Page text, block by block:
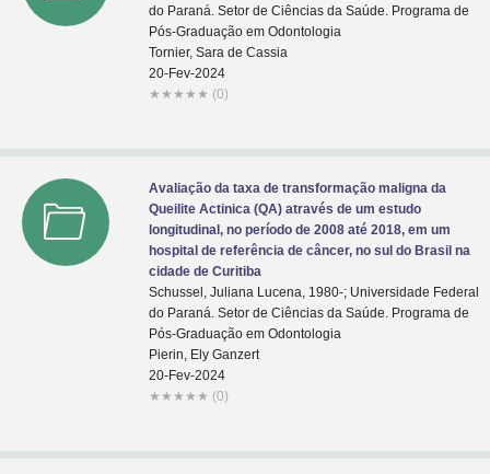
do Paraná. Setor de Ciências da Saúde. Programa de
Pós-Graduação em Odontologia
Tornier, Sara de Cassia
20-Fev-2024
★ ★ ★ ★ ★ (0)
Avaliação da taxa de transformação maligna da
Queilite Actinica (QA) através de um estudo
longitudinal, no período de 2008 até 2018, em um
hospital de referência de câncer, no sul do Brasil na
cidade de Curitiba
Schussel, Juliana Lucena, 1980-; Universidade Federal
do Paraná. Setor de Ciências da Saúde. Programa de
Pós-Graduação em Odontologia
Pierin, Ely Ganzert
20-Fev-2024
★ ★ ★ ★ ★ (0)